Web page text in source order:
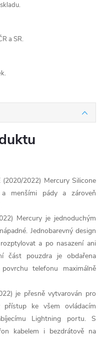
a SR.
2022) Mercury Silicone
menšími pády a zároveň
Mercury je jednoduchým
Jednobarevný design
a po nasazení ani
část pouzdra je obdařena
telefonu maximálně
je přesně vytvarován pro
ke všem ovládacím
Lightning portu. S
kabelem i bezdrátově na